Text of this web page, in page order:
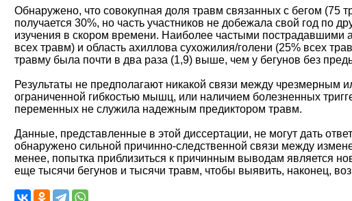
Обнаружено, что совокупная доля травм связанных с бегом (75
получается 30%, но часть участников не добежала свой год по
изучения в скором времени. Наиболее частыми пострадавшими
всех травм) и область ахиллова сухожилия/голени (25% всех
травму была почти в два раза (1,9) выше, чем у бегунов без
Результаты не предполагают никакой связи между чрезмерным
ограниченной гибкостью мышц, или наличием болезненных
переменных не служила надежным предиктором травм.
Данные, представленные в этой диссертации, не могут дать
обнаружено сильной причинно-следственной связи между
менее, попытка приблизиться к причинным выводам является
еще тысячи бегунов и тысячи травм, чтобы выявить, наконец,